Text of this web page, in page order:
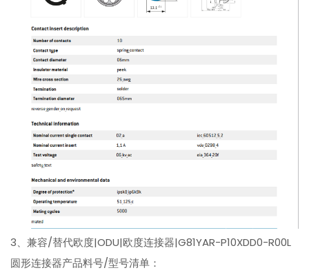
3、兼容/替代欧度|ODU|欧度连接器|G81YAR-P10XDD0-R00L
圆形连接器产品料号/型号清单：